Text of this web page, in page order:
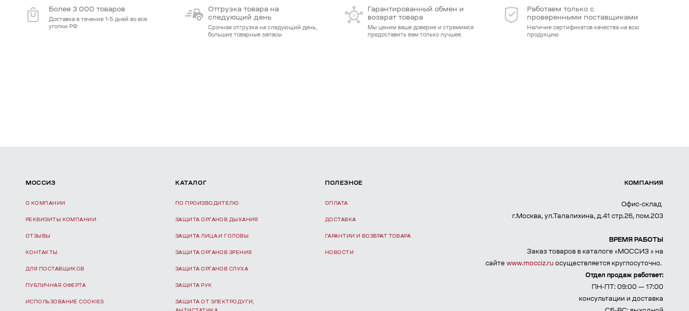
Более 3 000 товаров
Доставка в течение 1-5 дней во все
уголки РФ
Отгрузка товара на
следующий день
Срочная отгрузка на следующий день,
большие товарные запасы
Гарантированный обмен и
возврат товара
Мы ценим ваше доверие и стремимся
предоставить вам только лучшее.
Работаем только с
проверенными поставщиками
Наличие сертификатов качества на всю
продукцию
МОССИЗ
О КОМПАНИИ
РЕКВИЗИТЫ КОМПАНИИ
ОТЗЫВЫ
КОНТАКТЫ
ДЛЯ ПОСТАВЩИКОВ
ПУБЛИЧНАЯ ОФЕРТА
ИСПОЛЬЗОВАНИЕ COOKIES
КАТАЛОГ
ПО ПРОИЗВОДИТЕЛЮ
ЗАЩИТА ОРГАНОВ ДЫХАНИЯ
ЗАЩИТА ЛИЦА И ГОЛОВЫ
ЗАЩИТА ОРГАНОВ ЗРЕНИЯ
ЗАЩИТА ОРГАНОВ СЛУХА
ЗАЩИТА РУК
ЗАЩИТА ОТ ЭЛЕКТРОДУГИ,
ПОЛЕЗНОЕ
ОПЛАТА
ДОСТАВКА
ГАРАНТИИ И ВОЗВРАТ ТОВАРА
НОВОСТИ
КОМПАНИЯ
Офис-склад
г.Москва, ул.Талалихина, д.41 стр.26, пом.203
ВРЕМЯ РАБОТЫ
Заказ товаров в каталоге «МОССИЗ » на
сайте www.mocciz.ru осуществляется круглосуточно.
Отдел продаж работает:
ПН-ПТ: 09:00 — 17:00
консультации и доставка